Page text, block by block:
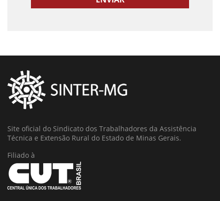
Site oficial do Sindicato dos Trabalhadores da Assistência
Técnica e Extensão Rural do Estado de Minas Gerais.
Filiado à